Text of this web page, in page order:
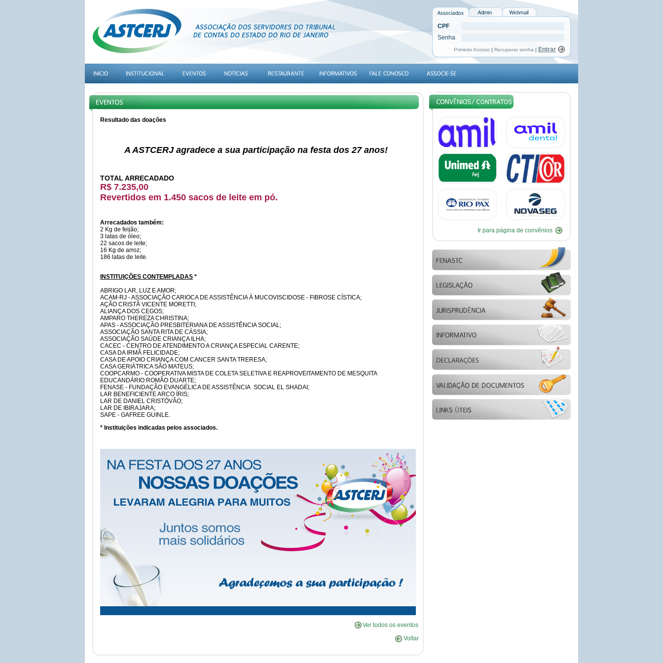
CPF
Senha
Primeiro Acesso | Recuperar senha |
Resultado das doações
A ASTCERJ agradece a sua participação na festa dos 27 anos!
TOTAL ARRECADADO
R$ 7.235,00
Revertidos em 1.450 sacos de leite em pó.
Arrecadados também:
2 Kg de feijão;
3 latas de óleo;
22 sacos de leite;
16 Kg de arroz;
186 latas de leite.
INSTITUIÇÕES CONTEMPLADAS *
ABRIGO LAR, LUZ E AMOR;
ACAM-RJ - ASSOCIAÇÃO CARIOCA DE ASSISTÊNCIA À MUCOVISCIDOSE - FIBROSE CÍSTICA;
AÇÃO CRISTÃ VICENTE MORETTI;
ALIANÇA DOS CEGOS;
AMPARO THEREZA CHRISTINA;
APAS - ASSOCIAÇÃO PRESBITERIANA DE ASSISTÊNCIA SOCIAL;
ASSOCIAÇÃO SANTA RITA DE CÁSSIA;
ASSOCIAÇÃO SAÚDE CRIANÇA ILHA;
CACEC - CENTRO DE ATENDIMENTO A CRIANÇA ESPECIAL CARENTE;
CASA DA IRMÃ FELICIDADE;
CASA DE APOIO CRIANÇA COM CANCER SANTA TRERESA;
CASA GERIÁTRICA SÃO MATEUS;
COOPCARMO - COOPERATIVA MISTA DE COLETA SELETIVA E REAPROVEITAMENTO DE MESQUITA
EDUCANDÁRIO ROMÃO DUARTE;
FENASE - FUNDAÇÃO EVANGÉLICA DE ASSISTÊNCIA SOCIAL EL SHADAI;
LAR BENEFICIENTE ARCO ÍRIS;
LAR DE DANIEL CRISTÓVÃO;
LAR DE IBIRAJARA;
SAPE - GAFREE GUINLE.
* Instituições indicadas pelos associados.
Ver todos os eventos
Voltar
Ir para página de convênios